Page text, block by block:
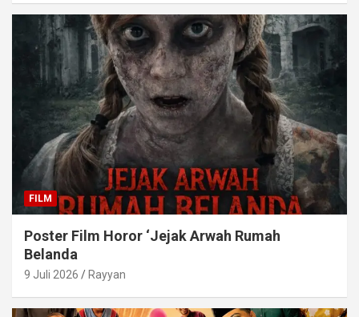
FILM
Poster Film Horor ‘Jejak Arwah Rumah
Belanda
9 Juli 2026 Rayyan